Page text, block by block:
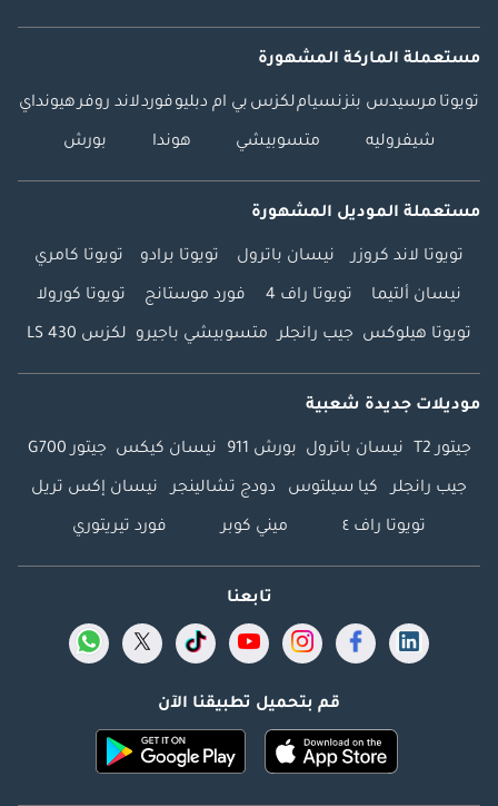
مستعملة الماركة المشهورة
تويوتا مرسيدس بنزنسياملكزس بي ام دبليوفوردلاند روفرهيونداي
شيفروليه متسوبيشي هوندا بورش
مستعملة الموديل المشهورة
تويوتا لاند كروزر نيسان باترول تويوتا برادو تويوتا كامري
نيسان ألتيما تويوتا راف 4 فورد موستانج تويوتا كورولا
تويوتا هيلوكس جيب رانجلر متسوبيشي باجيرو لكزس LS 430
موديلات جديدة شعبية
جيتور T2 نيسان باترول بورش 911 نيسان كيكس جيتور G700
جيب رانجلر كيا سيلتوس دودج تشالينجر نيسان إكس تريل
تويوتا راف ٤ ميني كوبر فورد تيريتوري
تابعنا
قم بتحميل تطبيقنا الآن